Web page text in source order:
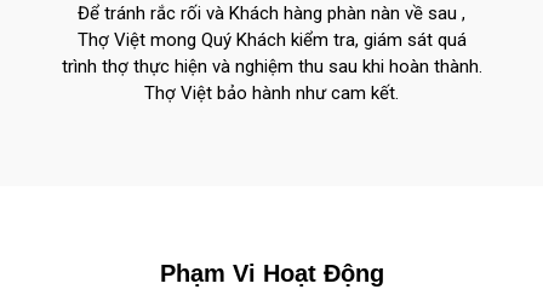
Để tránh rắc rối và Khách hàng phàn nàn về sau ,
Thợ Việt mong Quý Khách kiểm tra, giám sát quá
trình thợ thực hiện và nghiệm thu sau khi hoàn thành.
Thợ Việt bảo hành như cam kết.
Phạm Vi Hoạt Động